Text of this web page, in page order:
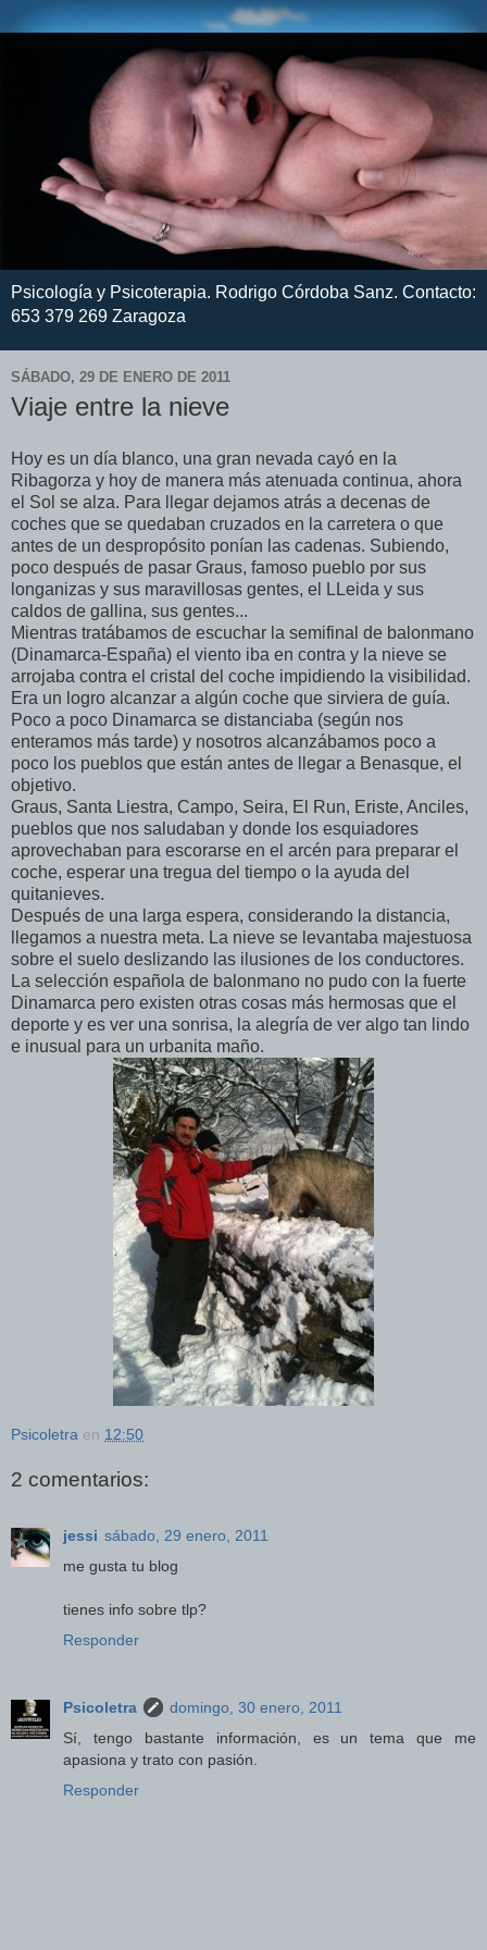
Psicología y Psicoterapia. Rodrigo Córdoba Sanz. Contacto:
653 379 269 Zaragoza
SÁBADO, 29 DE ENERO DE 2011
Viaje entre la nieve
Hoy es un día blanco, una gran nevada cayó en la
Ribagorza y hoy de manera más atenuada continua, ahora
el Sol se alza. Para llegar dejamos atrás a decenas de
coches que se quedaban cruzados en la carretera o que
antes de un despropósito ponían las cadenas. Subiendo,
poco después de pasar Graus, famoso pueblo por sus
longanizas y sus maravillosas gentes, el LLeida y sus
caldos de gallina, sus gentes...
Mientras tratábamos de escuchar la semifinal de balonmano
(Dinamarca-España) el viento iba en contra y la nieve se
arrojaba contra el cristal del coche impidiendo la visibilidad.
Era un logro alcanzar a algún coche que sirviera de guía.
Poco a poco Dinamarca se distanciaba (según nos
enteramos más tarde) y nosotros alcanzábamos poco a
poco los pueblos que están antes de llegar a Benasque, el
objetivo.
Graus, Santa Liestra, Campo, Seira, El Run, Eriste, Anciles,
pueblos que nos saludaban y donde los esquiadores
aprovechaban para escorarse en el arcén para preparar el
coche, esperar una tregua del tiempo o la ayuda del
quitanieves.
Después de una larga espera, considerando la distancia,
llegamos a nuestra meta. La nieve se levantaba majestuosa
sobre el suelo deslizando las ilusiones de los conductores.
La selección española de balonmano no pudo con la fuerte
Dinamarca pero existen otras cosas más hermosas que el
deporte y es ver una sonrisa, la alegría de ver algo tan lindo
e inusual para un urbanita maño.
Psicoletra en 12:50
2 comentarios:
jessi sábado, 29 enero, 2011
me gusta tu blog
tienes info sobre tlp?
Responder
Psicoletra
domingo, 30 enero, 2011
Sí, tengo bastante información, es un tema que me
apasiona y trato con pasión.
Responder